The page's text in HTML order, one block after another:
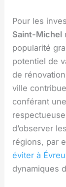
Pour les
Saint-Michel
popularité
potentiel de
de
ville
conférant
d’observer
régions, par
éviter à
dynamiques